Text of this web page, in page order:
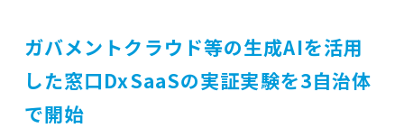
ガバメントクラウド等の生成AIを活用
した窓口DxSaaSの実証実験を3自治体
で開始